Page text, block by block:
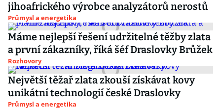
jihoafrického výrobce analyzátorů nerostů
Průmysl a energetika
Máme nejlepší řešení udržitelné těžby zlata
a první zákazníky, říká šéf Draslovky Brůžek
Rozhovory
Největší těžař zlata zkouší získávat kovy
unikátní technologií české Draslovky
Průmysl a energetika